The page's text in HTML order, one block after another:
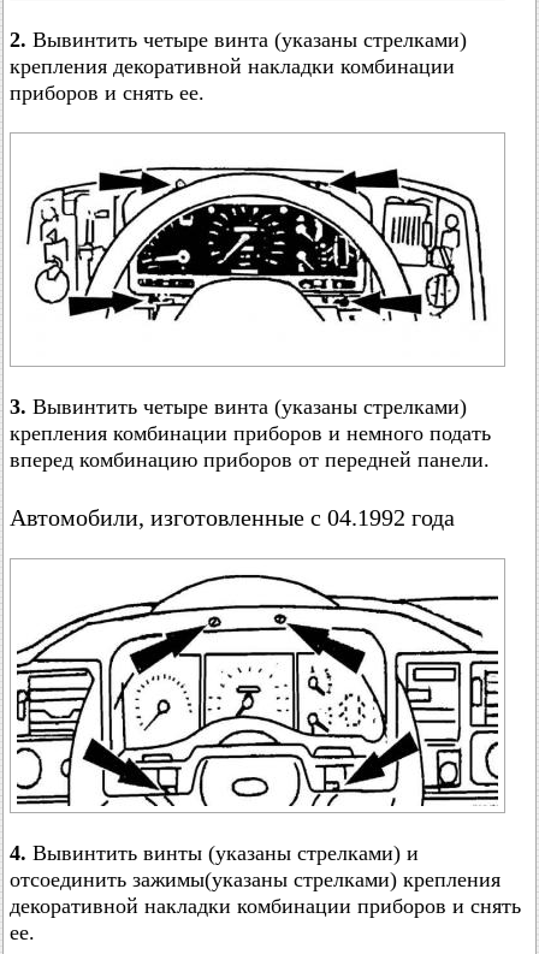
2. Вывинтить четыре винта (указаны стрелками)
крепления декоративной накладки комбинации
приборов и снять ее.
3. Вывинтить четыре винта (указаны стрелками)
крепления комбинации приборов и немного подать
вперед комбинацию приборов от передней панели.
Автомобили, изготовленные с 04.1992 года
4. Вывинтить винты (указаны стрелками) и
отсоединить зажимы(указаны стрелками) крепления
декоративной накладки комбинации приборов и снять
ее.